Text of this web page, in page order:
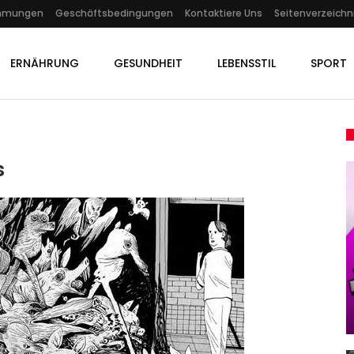
Geschäftsbedingungen Kontaktiere Uns
ERNÄHRUNG GESUNDHEIT LEBENSSTIL SPORT
GESUNDHEIT
Hundertjähriger Kalender Im
April 2024: Chaotisches…
Admin Apr 10, 2024